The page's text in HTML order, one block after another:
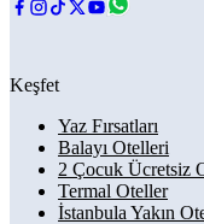
Keşfet
Yaz Fırsatları
Balayı Otelleri
2 Çocuk Ücretsiz
Termal Oteller
İstanbula Yakın